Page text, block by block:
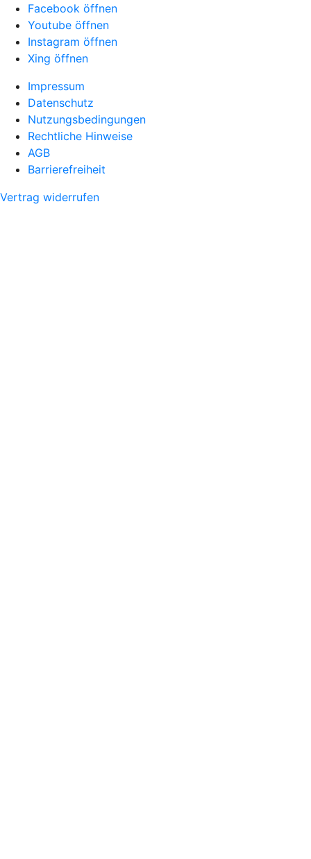
Facebook öffnen
Youtube öffnen
Instagram öffnen
Xing öffnen
Impressum
Datenschutz
Nutzungsbedingungen
Rechtliche Hinweise
AGB
Barrierefreiheit
Vertrag widerrufen